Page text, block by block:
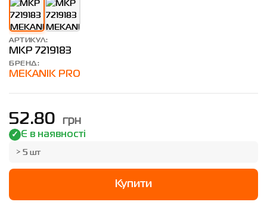
АРТИКУЛ:
MKP 7219183
БРЕНД:
MEKANIK PRO
52.80 грн
Є в наявності
> 5 шт
Купити